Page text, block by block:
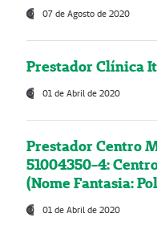
07 de Agosto de 2020
Prestador Clínica
01 de Abril de 2020
Prestador Centro
51004350-4:
(Nome Fantasia:
01 de Abril de 2020